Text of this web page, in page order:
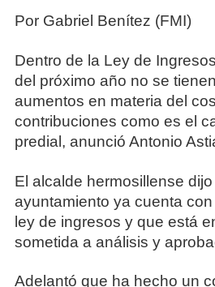
Por Gabriel Benítez (FMI)
Dentro de la Ley de
del próximo año no se
aumentos en materia del
contribuciones como es el
predial, anunció Antonio
El alcalde hermosillense
ayuntamiento ya cuenta
ley de ingresos y que está
sometida a análisis y
Adelantó que ha hecho un